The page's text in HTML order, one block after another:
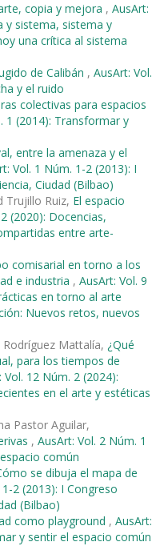
copia y mejora , AusArt:
y sistema, sistema y
una crítica al sistema
de Calibán , AusArt: Vol.
y el ruido
colectivas para espacios
1 (2014): Transformar y
entre la amenaza y el
Vol. 1 Núm. 1-2 (2013): I
Ciudad (Bilbao)
Trujillo Ruiz, El espacio
(2020): Docencias,
entre arte-
comisarial en torno a los
e industria , AusArt: Vol. 9
en torno al arte
Nuevos retos, nuevos
Rodríguez Mattalía, ¿Qué
para los tiempos de
Vol. 12 Núm. 2 (2024):
en el arte y estéticas
Pastor Aguilar,
, AusArt: Vol. 2 Núm. 1
común
se dibuja el mapa de
2 (2013): I Congreso
(Bilbao)
como playground , AusArt:
y sentir el espacio común